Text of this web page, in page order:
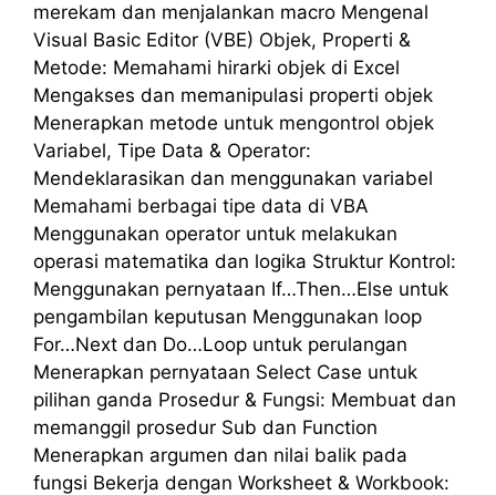
merekam dan menjalankan macro Mengenal
Visual Basic Editor (VBE) Objek, Properti &
Metode: Memahami hirarki objek di Excel
Mengakses dan memanipulasi properti objek
Menerapkan metode untuk mengontrol objek
Variabel, Tipe Data & Operator:
Mendeklarasikan dan menggunakan variabel
Memahami berbagai tipe data di VBA
Menggunakan operator untuk melakukan
operasi matematika dan logika Struktur Kontrol:
Menggunakan pernyataan If…Then…Else untuk
pengambilan keputusan Menggunakan loop
For…Next dan Do…Loop untuk perulangan
Menerapkan pernyataan Select Case untuk
pilihan ganda Prosedur & Fungsi: Membuat dan
memanggil prosedur Sub dan Function
Menerapkan argumen dan nilai balik pada
fungsi Bekerja dengan Worksheet & Workbook: